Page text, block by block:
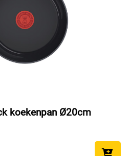
koekenpan Ø20cm